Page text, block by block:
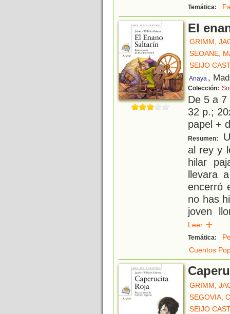
Temática:
El
GRIMM,
SEOANE,
SEIJO
Anaya ,
Colección:
De 5 a
32 p.;
papel +
Resumen:
al rey y
hilar
llevara
encerró
no has
joven
Leer
Temática:
Cuentos
GRIMM,
SEGOVIA,
SEIJO